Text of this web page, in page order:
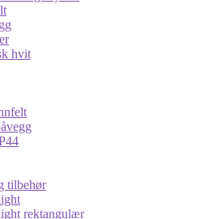
hvit
tilbehør
rektangulær